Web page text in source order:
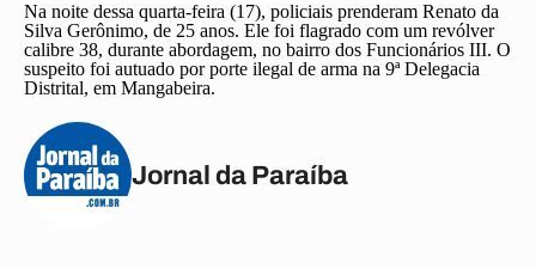
Na noite dessa quarta-feira (17), policiais prenderam Renato da
Silva Gerônimo, de 25 anos. Ele foi flagrado com um revólver
calibre 38, durante abordagem, no bairro dos Funcionários III. O
suspeito foi autuado por porte ilegal de arma na 9ª Delegacia
Distrital, em Mangabeira.
Jornal da Paraíba